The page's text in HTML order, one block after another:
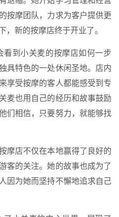
按摩团队，力求为客户提供更
，新的按摩店终于开业了。
看到小关麦的按摩店如何一步
具特色的一处休闲圣地。店内
享受按摩的客人都能感受到专
麦也用自己的经历和故事鼓励
们相信，只要努力，就能够找
摩店不仅在本地赢得了良好的
客的关注。她的故事也成为了
因为她而坚持不懈地追求自己